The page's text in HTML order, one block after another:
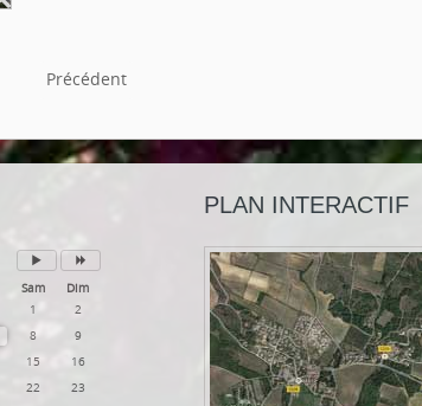
Précédent
Sam
Dim
1
2
8
9
15
16
22 23
PLAN INTERACTIF